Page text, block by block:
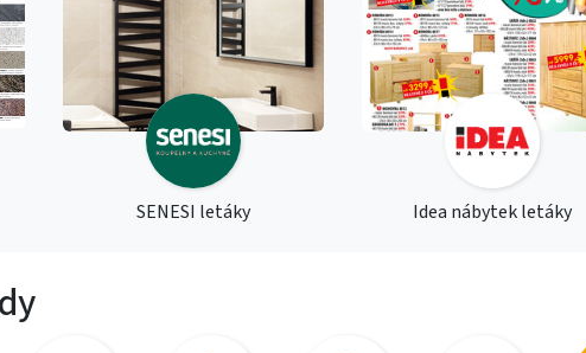
SENESI letáky Idea nábytek letáky